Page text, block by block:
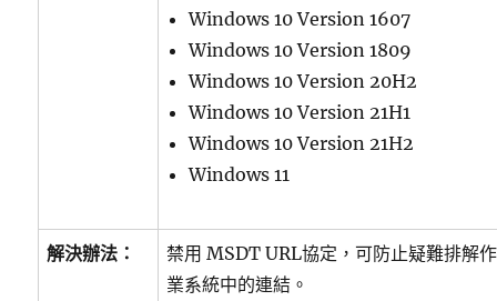
Windows 10 Version 1607
Windows 10 Version 1809
Windows 10 Version 20H2
Windows 10 Version 21H1
Windows 10 Version 21H2
Windows 11
解決辦法：
禁用 MSDT URL協定，可防止疑難排解
業系統中的連結。